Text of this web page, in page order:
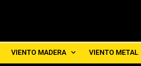
VIENTO MADERA VIENTO METAL